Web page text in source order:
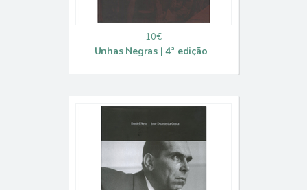
10€
Unhas Negras | 4ª edição